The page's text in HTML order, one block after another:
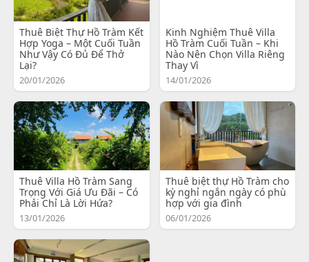
Thuê Biệt Thự Hồ Tràm Kết
Hợp Yoga – Một Cuối Tuần
Như Vậy Có Đủ Để Thở
Lại?
20/01/2026
Kinh Nghiệm Thuê Villa
Hồ Tràm Cuối Tuần – Khi
Nào Nên Chọn Villa Riêng
Thay Vì
14/01/2026
Thuê Villa Hồ Tràm Sang
Trọng Với Giá Ưu Đãi – Có
Phải Chỉ Là Lời Hứa?
13/01/2026
Thuê biệt thự Hồ Tràm cho
kỳ nghỉ ngắn ngày có phù
hợp với gia đình
06/01/2026